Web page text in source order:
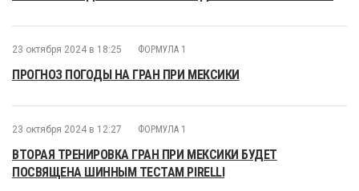
23 октября 2024 в 18:25 ФОРМУЛА 1
ПРОГНОЗ ПОГОДЫ НА ГРАН ПРИ МЕКСИКИ
23 октября 2024 в 12:27 ФОРМУЛА 1
ВТОРАЯ ТРЕНИРОВКА ГРАН ПРИ МЕКСИКИ БУДЕТ
ПОСВЯЩЕНА ШИННЫМ ТЕСТАМ PIRELLI